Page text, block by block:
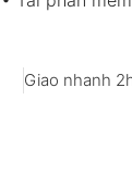
Giao nhanh